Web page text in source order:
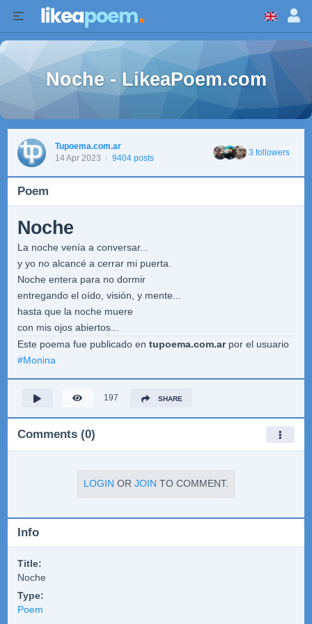
Noche - LikeaPoem.com
Tupoema.com.ar
14 Apr 2023 · 9404 posts
3 followers
Poem
Noche
La noche venía a conversar...
y yo no alcancé a cerrar mi puerta.
Noche entera para no dormir
entregando el oído, visión, y mente...
hasta que la noche muere
con mis ojos abiertos...
Este poema fue publicado en tupoema.com.arpor el usuario
#Monina
197 SHARE
Comments (0)
LOGIN OR JOIN TO COMMENT.
Info
Title:
Noche
Type:
Poem